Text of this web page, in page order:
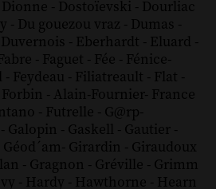
Dionne - Dostoïevski - Dourliac
- Du gouezou vraz - Dumas -
Duvernois - Eberhardt - Eluard -
- Faguet - Fée - Fénice-
- Feydeau - Filiatreault - Flat -
Forbin - Alain-Fournier- France
- Futrelle - G@rp-
- Galopin - Gaskell - Gautier -
Géod´am- Girardin - Giraudoux
- Gragnon - Gréville - Grimm
- Hardy - Hawthorne - Hearn